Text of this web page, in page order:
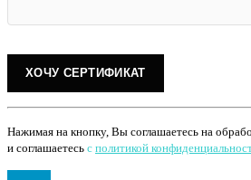
Нажимая на кнопку, Вы соглашаетесь на
и соглашаетесь с политикой